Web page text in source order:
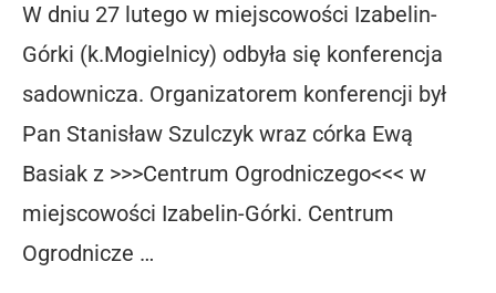
W dniu 27 lutego w miejscowości Izabelin-
Górki (k.Mogielnicy) odbyła się konferencja
sadownicza. Organizatorem konferencji był
Pan Stanisław Szulczyk wraz córka Ewą
Basiak z >>>Centrum Ogrodniczego<<< w
miejscowości Izabelin-Górki. Centrum
Ogrodnicze …